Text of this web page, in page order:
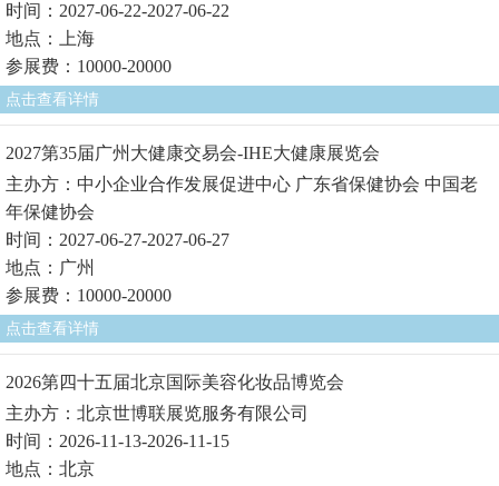
时间：2027-06-22-2027-06-22
地点：上海
参展费：10000-20000
点击查看详情
2027第35届广州大健康交易会-IHE大健康展览会
主办方：中小企业合作发展促进中心 广东省保健协会 中国老
年保健协会
时间：2027-06-27-2027-06-27
地点：广州
参展费：10000-20000
点击查看详情
2026第四十五届北京国际美容化妆品博览会
主办方：北京世博联展览服务有限公司
时间：2026-11-13-2026-11-15
地点：北京